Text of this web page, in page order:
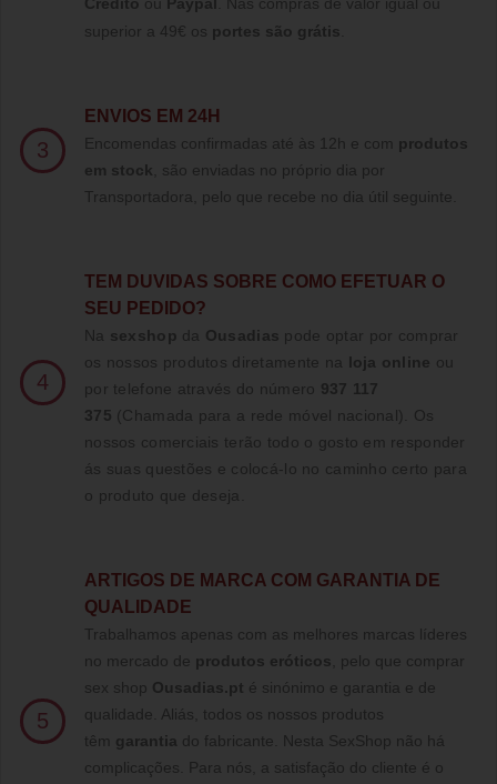
superior a 49€ os portes são grátis
3
ENVIOS EM 24H
Encomendas confirmadas até às 12h e com produtos
em stock , são enviadas no próprio dia por
Transportadora, pelo que recebe no dia útil seguinte.
4
TE M DUVIDAS SOBRE COMO EFETUAR O
SEU PEDIDO?
Na sexshop da Ousadias pode optar por comprar
os nossos produtos diretamente na loja online ou
por telefone através do número 937 117
375 (Chamada para a rede móvel nacional)
. Os
nossos comerciais terão todo o gosto em responder
ás suas questões e colocá-lo no caminho certo para
o produto que deseja.
5
ARTIGOS DE MARCA COM GARANTIA DE
QUALIDADE
Trabalhamos apenas com as melhores marcas líderes
no mercado de produtos eróticos , pelo que comprar
sex shop Ousadias.pt é sinónimo e garantia e de
qualidade. Aliás, todos os nossos produtos
têm garantia do fabricante. Nesta SexShop não há
complicações. Para nós, a satisfação do cliente é o